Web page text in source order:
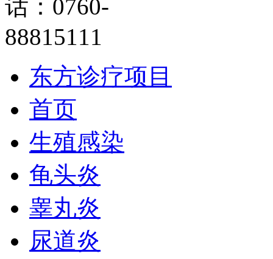
东方诊疗项目
首页
生殖感染
龟头炎
睾丸炎
尿道炎